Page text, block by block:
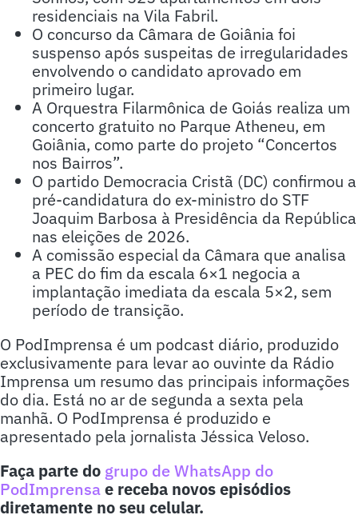
residenciais na Vila Fabril.
O concurso da Câmara de Goiânia foi
suspenso após suspeitas de irregularidades
envolvendo o candidato aprovado em
primeiro lugar.
A Orquestra Filarmônica de Goiás realiza um
concerto gratuito no Parque Atheneu, em
Goiânia, como parte do projeto “Concertos
nos Bairros”.
O partido Democracia Cristã (DC) confirmou a
pré-candidatura do ex-ministro do STF
Joaquim Barbosa à Presidência da República
nas eleições de 2026.
A comissão especial da Câmara que analisa
a PEC do fim da escala 6×1 negocia a
implantação imediata da escala 5×2, sem
período de transição.
O PodImprensa é um podcast diário, produzido
exclusivamente para levar ao ouvinte da Rádio
Imprensa um resumo das principais informações
do dia. Está no ar de segunda a sexta pela
manhã. O PodImprensa é produzido e
apresentado pela jornalista Jéssica Veloso.
Faça parte do grupo de WhatsApp do
PodImprensae receba novos episódios
diretamente no seu celular.